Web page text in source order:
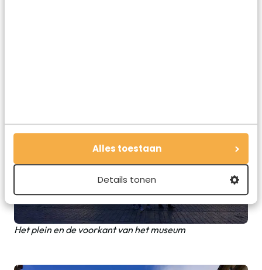
Alles toestaan
Details tonen
Het plein en de voorkant van het museum